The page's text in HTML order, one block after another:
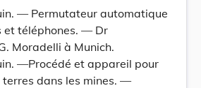
— Permutateur automatique
et téléphones. — Dr
Moradelli à Munich.
—Procédé et appareil pour
dans les mines. —